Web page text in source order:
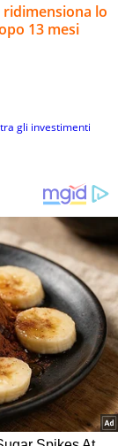
ridimensiona lo
13 mesi
gli investimenti